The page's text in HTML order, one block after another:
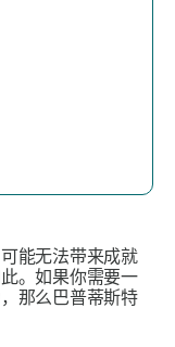
能无法带来成就
。如果你需要一
那么巴普蒂斯特